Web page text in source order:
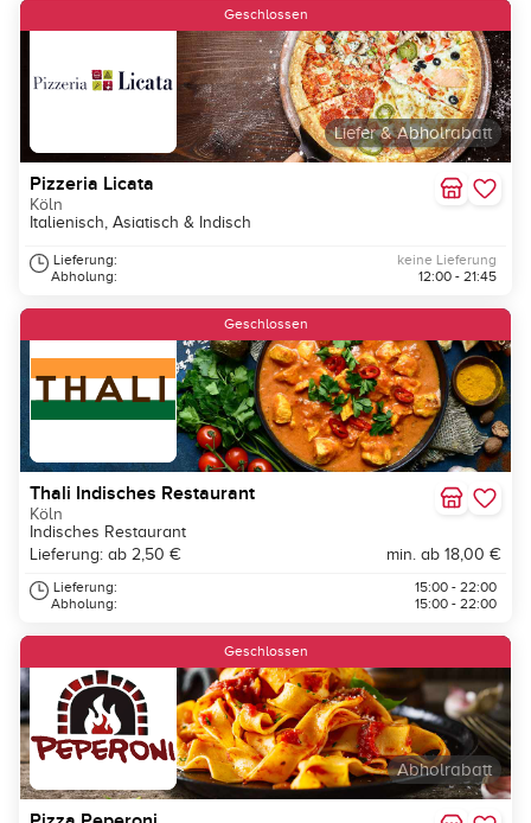
Liefer & Abholrabatt
Geschlossen
Pizzeria Licata
Köln
Italienisch, Asiatisch & Indisch
Lieferung:
Abholung:
keine Lieferung
12:00 - 21:45
Geschlossen
Thali Indisches Restaurant
Köln
Indisches Restaurant
Lieferung: ab 2,50 €
min. ab 18,00 €
Lieferung:
Abholung:
15:00 - 22:00
15:00 - 22:00
Abholrabatt
Geschlossen